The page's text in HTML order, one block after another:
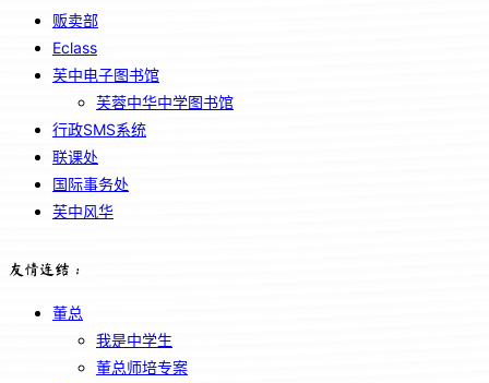
贩卖部
Eclass
芙中电子图书馆
芙蓉中华中学图书馆
行政SMS系统
联课处
国际事务处
芙中风华
友情连结：
董总
我是中学生
董总师培专案